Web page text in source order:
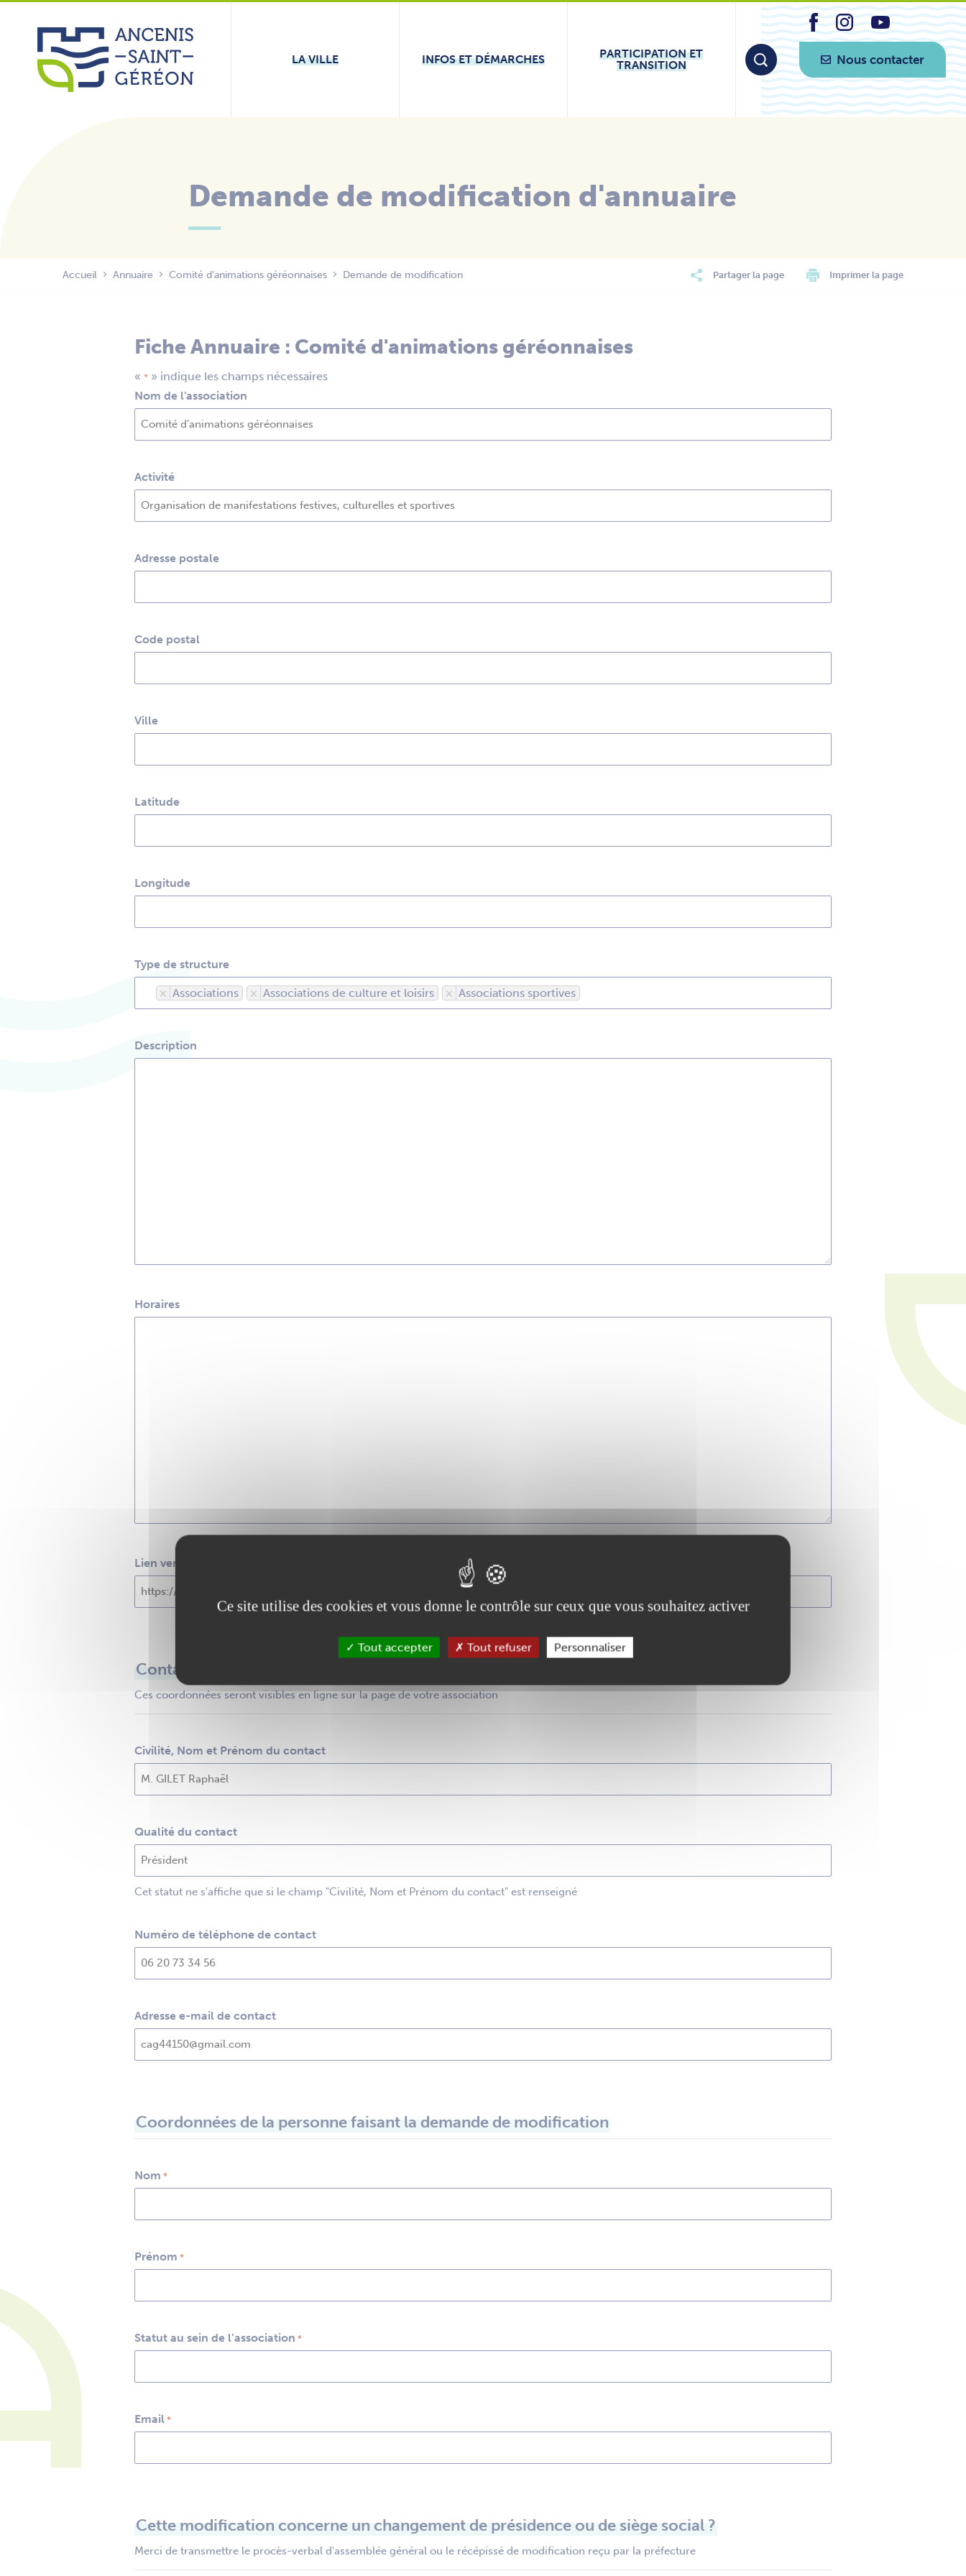
Aller
contenu
LA VILLE
INFOS ET DÉMARCHES
PARTICIPATION ET
TRANSITION
Nous contacter
Demande de modification d'annuaire
Accueil Annuaire Comité d’animations géréonnaises Demande de modification Partager la page Imprimer la page
Fiche Annuaire : Comité d'animations géréonnaises
« *» indique les champs nécessaires
Nom de l'association
Activité
Adresse postale
Code postal
Ville
Latitude
Longitude
Type de structure
× Associations × Associations de culture et loisirs × Associations sportives
Description
Horaires
Lien vers le site Internet
Contact
Ces coordonnées seront visibles en ligne sur la page de votre association
Civilité, Nom et Prénom du contact
Qualité du contact
Cet statut ne s'affiche que si le champ "Civilité, Nom et Prénom du contact" est renseigné
Numéro de téléphone de contact
Adresse e-mail de contact
Coordonnées de la personne faisant la demande de modification
Nom *
Prénom *
Statut au sein de l’association *
Email *
Cette modification concerne un changement de présidence ou de siège social ?
Merci de transmettre le procès-verbal d'assemblée général ou le récépissé de modification reçu par la préfecture
Panneau de gestion des cookies
Ce site utilise des cookies et vous donne le contrôle sur ceux que vous souhaitez activer
Tout accepter Tout refuser Personnaliser